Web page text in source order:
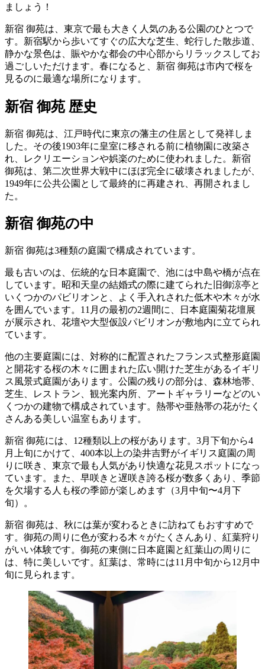
ましょう！
新宿 御苑は、東京で最も大きく人気のある公園のひとつで
す。新宿駅から歩いてすぐの広大な芝生、蛇行した散歩道、
静かな景色は、賑やかな都会の中心部からリラックスしてお
過ごしいただけます。春になると、新宿 御苑は市内で桜を
見るのに最適な場所になります。
新宿 御苑 歴史
新宿 御苑は、江戸時代に東京の藩主の住居として発祥しま
した。その後1903年に皇室に移される前に植物園に改築さ
れ、レクリエーションや娯楽のために使われました。新宿
御苑は、第二次世界大戦中にほぼ完全に破壊されましたが、
1949年に公共公園として最終的に再建され、再開されまし
た。
新宿 御苑の中
新宿 御苑は3種類の庭園で構成されています。
最も古いのは、伝統的な日本庭園で、池には中島や橋が点在
しています。昭和天皇の結婚式の際に建てられた旧御涼亭と
いくつかのパビリオンと、よく手入れされた低木や木々が水
を囲んでいます。11月の最初の2週間に、日本庭園菊花壇展
が展示され、花壇や大型仮設パビリオンが敷地内に立てられ
ています。
他の主要庭園には、対称的に配置されたフランス式整形庭園
と開花する桜の木々に囲まれた広い開けた芝生があるイギリ
ス風景式庭園があります。公園の残りの部分は、森林地帯、
芝生、レストラン、観光案内所、アートギャラリーなどのい
くつかの建物で構成されています。熱帯や亜熱帯の花がたく
さんある美しい温室もあります。
新宿 御苑には、12種類以上の桜があります。3月下旬から4
月上旬にかけて、400本以上の染井吉野がイギリス庭園の周
りに咲き、東京で最も人気があり快適な花見スポットになっ
ています。また、早咲きと遅咲き誇る桜が数多くあり、季節
を欠場する人も桜の季節が楽しめます（3月中旬〜4月下
旬）。
新宿 御苑は、秋には葉が変わるときに訪ねてもおすすめで
す。御苑の周りに色が変わる木々がたくさんあり、紅葉狩り
がいい体験です。御苑の東側に日本庭園と紅葉山の周りに
は、特に美しいです。紅葉は、常時には11月中旬から12月中
旬に見られます。